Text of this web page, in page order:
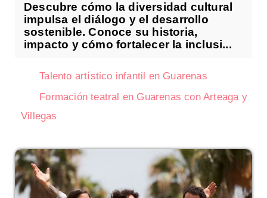
Descubre cómo la diversidad cultural
impulsa el diálogo y el desarrollo
sostenible. Conoce su historia,
impacto y cómo fortalecer la inclusi...
Talento artístico infantil en Guarenas
Formación teatral en Guarenas con Arteaga y
Villegas